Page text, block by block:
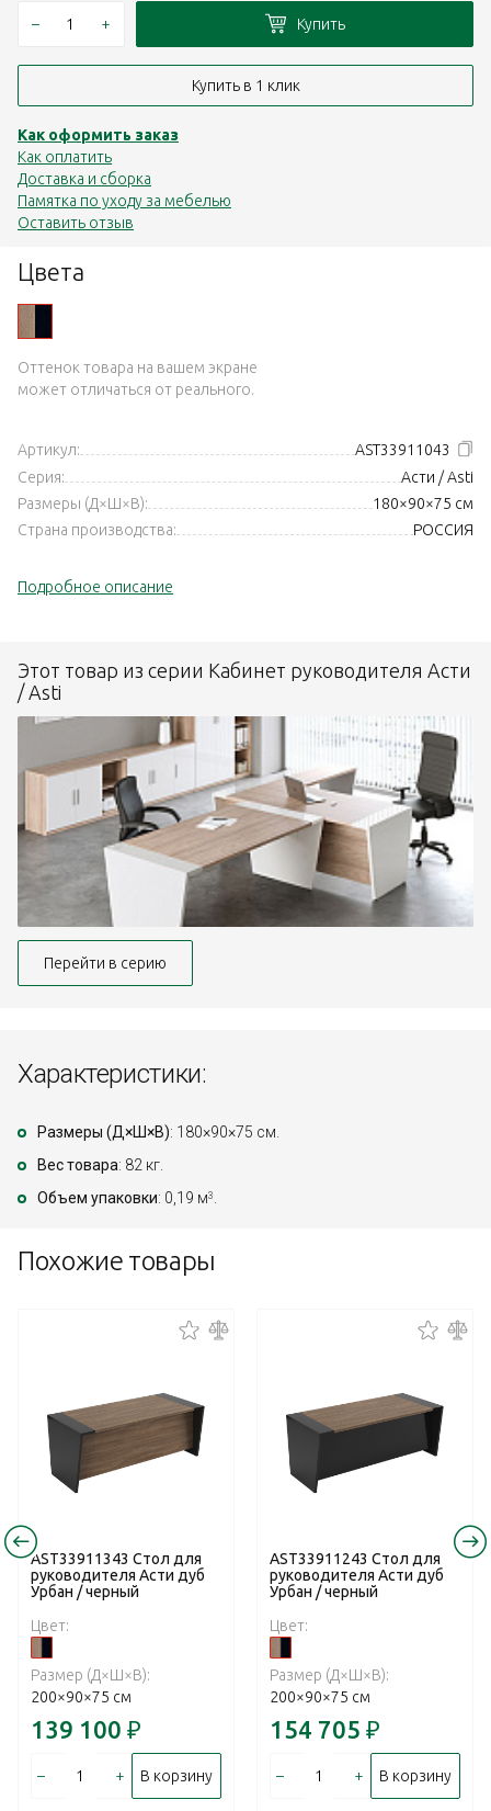
Цвета
Оттенок товара на вашем экране
может отличаться от реального.
Артикул:
AST33911043
Серия:
Асти / Asti
Размеры (Д×Ш×В):
180×90×75 см
Страна производства:
РОССИЯ
Подробное описание
– + Купить
Купить в 1 клик
Как оформить заказ
Как оплатить
Доставка и сборка
Памятка по уходу за мебелью
Оставить отзыв
Этот товар из серии Кабинет руководителя Асти
/ Asti
Перейти в серию
Характеристики:
Размеры (Д×Ш×В): 180×90×75 см.
Вес товара: 82 кг.
Объем упаковки: 0,19 м3 .
Похожие товары
AST33911343 Стол для
руководителя Асти дуб
Урбан / черный
Цвет:
Размер (Д×Ш×В):
200×90×75 см
139 100 ₽
– + В корзину
AST33911243 Стол для
руководителя Асти дуб
Урбан / черный
Цвет:
Размер (Д×Ш×В):
200×90×75 см
154 705 ₽
– + В корзину